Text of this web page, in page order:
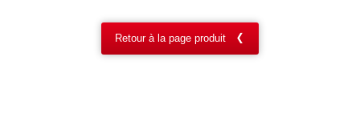
Retour à la page produit